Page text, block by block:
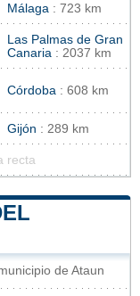
Málaga : 723 km
Las Palmas de Gran
Canaria : 2037 km
Córdoba : 608 km
Gijón : 289 km
recta
de Ataun